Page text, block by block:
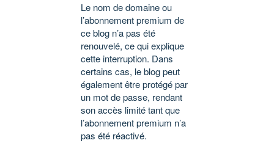
Le nom de domaine ou
l’abonnement premium de
ce blog n’a pas été
renouvelé, ce qui explique
cette interruption. Dans
certains cas, le blog peut
également être protégé par
un mot de passe, rendant
son accès limité tant que
l’abonnement premium n’a
pas été réactivé.